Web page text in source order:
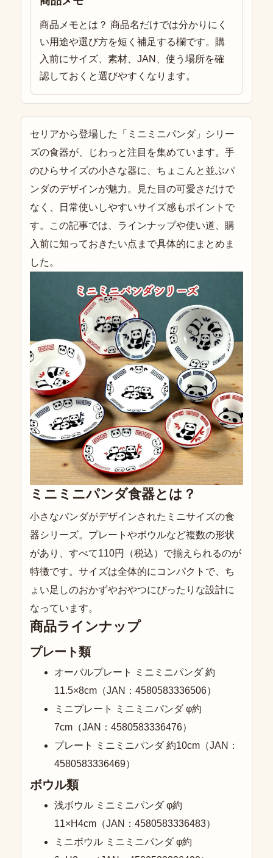
商品メモとは？ 商品名だけでは分かりにく
い用途や選び方を短く補足する欄です。購
入前にサイズ、素材、JAN、使う場所を確
認しておくと選びやすくなります。
セリアから登場した「ミニミニパンダ」シリー
ズの食器が、じわっと注目を集めています。手
のひらサイズの小さな器に、ちょこんと並ぶパ
ンダのデザインが魅力。見た目の可愛さだけで
なく、日常使いしやすいサイズ感もポイントで
す。この記事では、ラインナップや使い道、購
入前に知っておきたい点まで具体的にまとめま
した。
ミニミニパンダ食器とは？
小さなパンダがデザインされたミニサイズの食
器シリーズ。プレートやボウルなど複数の形状
があり、すべて110円（税込）で揃えられるのが
特徴です。サイズは全体的にコンパクトで、ち
ょい足しのおかずやおやつにぴったりな設計に
なっています。
商品ラインナップ
プレート類
オーバルプレート ミニミニパンダ 約
11.5×8cm（JAN：4580583336506）
ミニプレート ミニミニパンダ φ約
7cm（JAN：4580583336476）
プレート ミニミニパンダ 約10cm（JAN：
4580583336469）
ボウル類
浅ボウル ミニミニパンダ φ約
11×H4cm（JAN：4580583336483）
ミニボウル ミニミニパンダ φ約